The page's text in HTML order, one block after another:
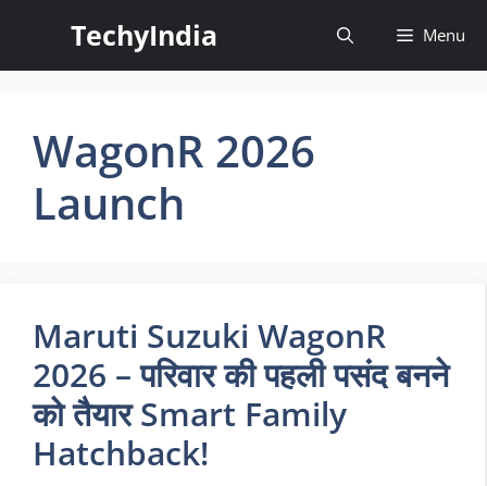
content
TechyIndia Menu
WagonR 2026
Launch
Maruti Suzuki WagonR
2026 – परिवार की पहली पसंद बनने
को तैयार Smart Family
Hatchback!